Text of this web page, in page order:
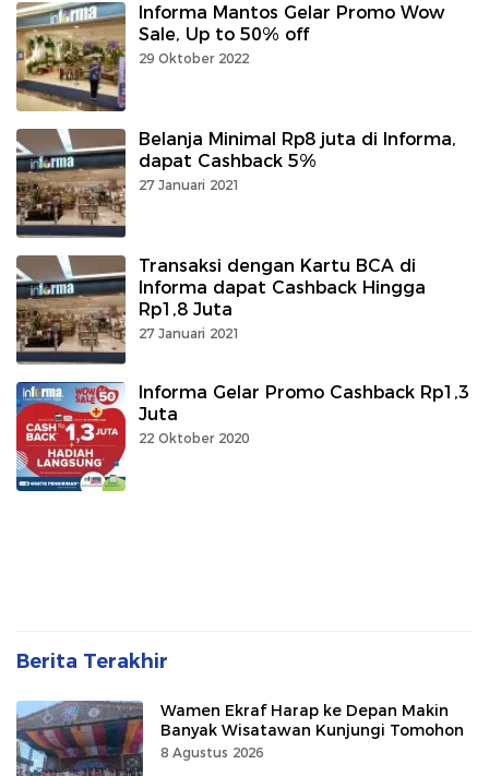
Informa Mantos Gelar Promo Wow
Sale, Up to 50% off
29 Oktober 2022
Belanja Minimal Rp8 juta di Informa,
dapat Cashback 5%
27 Januari 2021
Transaksi dengan Kartu BCA di
Informa dapat Cashback Hingga
Rp1,8 Juta
27 Januari 2021
Informa Gelar Promo Cashback Rp1,3
Juta
22 Oktober 2020
Berita Terakhir
Wamen Ekraf Harap ke Depan Makin
Banyak Wisatawan Kunjungi Tomohon
8 Agustus 2026